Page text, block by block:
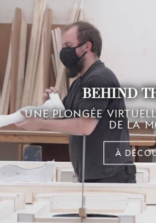
BEHIND
UNE PLONGÉE
DE LA
À